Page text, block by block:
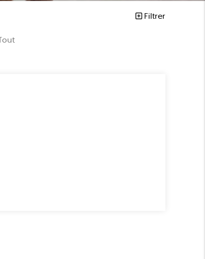
Filtrer
Tout